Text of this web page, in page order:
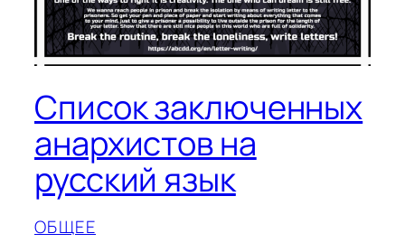
Список заключенных
анархистов на
русский язык
ОБЩЕЕ